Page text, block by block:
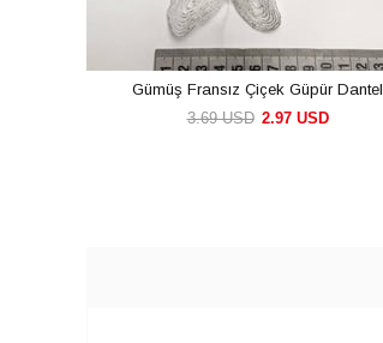
Gümüş Fransız Çiçek Güpür Dantel
2.97 USD
3.69 USD